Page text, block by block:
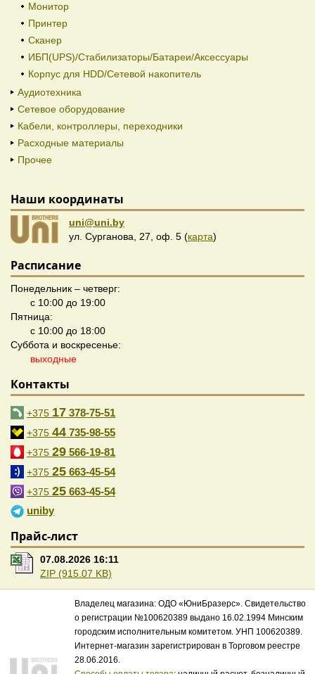
Монитор
Принтер
Сканер
ИБП(UPS)/Стабилизаторы/Батареи/Аксессуары
Корпус для HDD/Cетевой накопитель
Аудиотехника
Сетевое оборудование
Кабели, контроллеры, переходники
Расходные материалы
Прочее
Наши координаты
uni@uni.by
ул. Сурганова, 27, оф. 5 (карта)
Расписание
Понедельник – четверг:
с 10:00 до 19:00
Пятница:
с 10:00 до 18:00
Суббота и воскресенье:
выходные
Контакты
+375 17 378-75-51
+375 44 735-98-55
+375 29 566-19-81
+375 25 663-45-54
+375 25 663-45-54
uniby
Прайс-лист
07.08.2026 16:11
ZIP (915.07 KB)
Владелец магазина: ОДО «ЮниБразерс». Свидетельство
о регистрации №100620389 выдано 16.02.1994 Минским
городским исполнительным комитетом. УНП 100620389.
Интернет-магазин зарегистрирован в Торговом реестре
28.06.2016.